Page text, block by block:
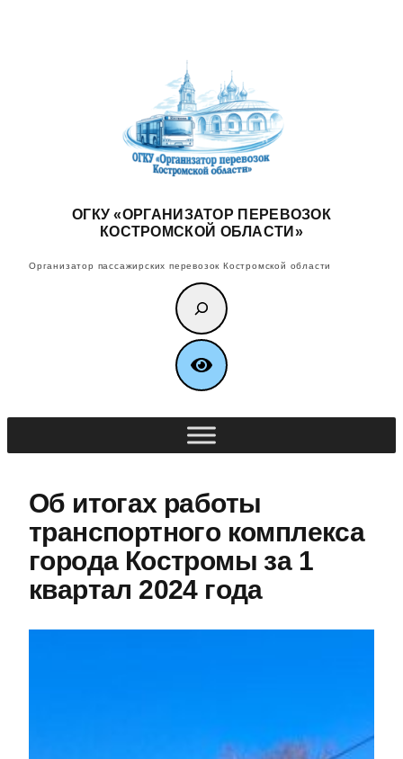
ОГКУ «ОРГАНИЗАТОР ПЕРЕВОЗОК
КОСТРОМСКОЙ ОБЛАСТИ»
Организатор пассажирских перевозок Костромской области
Поиск
Об итогах работы
транспортного комплекса
города Костромы за 1
квартал 2024 года